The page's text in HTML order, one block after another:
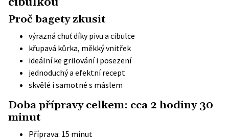
Proč bagety zkusit
výrazná chuť díky pivu a cibulce
křupavá kůrka, měkký vnitřek
ideální ke grilování i posezení
jednoduchý a efektní recept
skvělé i samotné s máslem
Doba přípravy celkem: cca 2 hodiny 30
minut
Příprava: 15 minut